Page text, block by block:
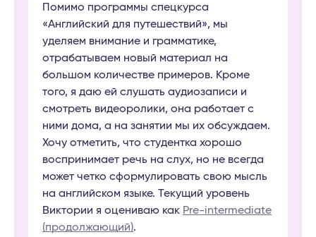
Помимо программы спецкурса
«Английский для путешествий», мы
уделяем внимание и грамматике,
отрабатываем новый материал на
большом количестве примеров. Кроме
того, я даю ей слушать аудиозаписи и
смотреть видеоролики, она работает с
ними дома, а на занятии мы их обсуждаем.
Хочу отметить, что студентка хорошо
воспринимает речь на слух, но не всегда
может четко сформулировать свою мысль
на английском языке. Текущий уровень
Виктории я оцениваю как Pre-intermediate
(продолжающий).